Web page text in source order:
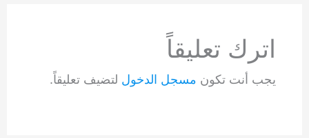
اترك تعليقاً
يجب أنت تكون مسجل الدخول لتضيف تعليقاً.